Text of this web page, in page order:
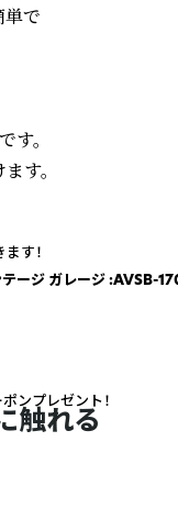
単で
す。
す。
ージ ガレージ :AVSB-
触れる
す！
ンプレゼント！